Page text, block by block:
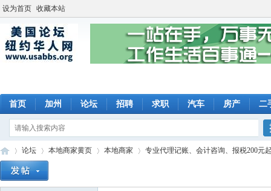
设为首页 收藏本站
首页 加州 论坛 招聘 求职 汽车 房产 二
论坛 本地商家黄页 本地商家 专业代理记账、会计咨询、报税200元